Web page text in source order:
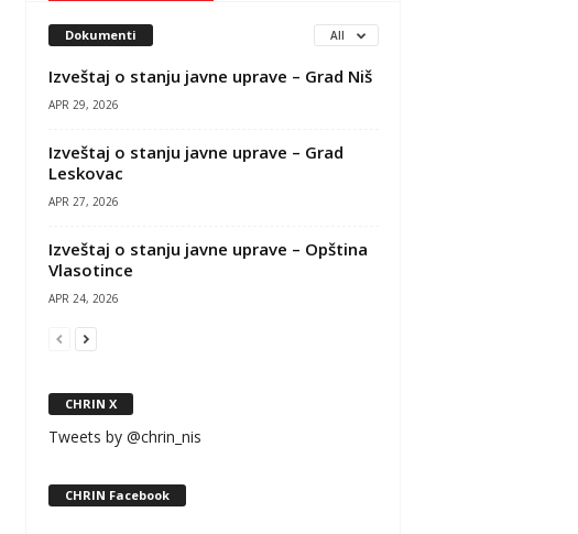
Dokumenti All
Izveštaj o stanju javne uprave – Grad Niš
APR 29, 2026
Izveštaj o stanju javne uprave – Grad
Leskovac
APR 27, 2026
Izveštaj o stanju javne uprave – Opština
Vlasotince
APR 24, 2026
CHRIN X
Tweets by @chrin_nis
CHRIN Facebook